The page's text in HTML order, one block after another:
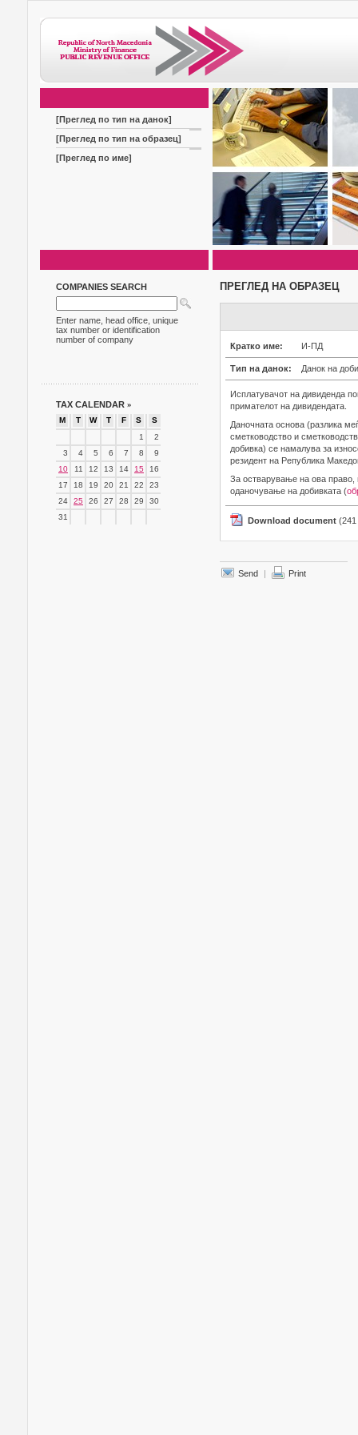
[Преглед по тип на данок]
[Преглед по тип на образец]
[Преглед по име]
COMPANIES SEARCH
Enter name, head office, unique
tax number or identification
number of company
TAX CALENDAR »
M T W T F S
S
1
2
3
4 5 6 7 8
9
10
11 12 13 14 15
16
17
18 19 20 21 22
23
24
25 26 27 28 29
30
31
ПРЕГЛЕД НА ОБРАЗЕЦ
Кратко име: И-ПД
Тип на данок: Данок на
Исплатувачот на дивиденда
примателот на дивидендата.
Даночната основа (разлика
сметководство и
добивка) се намалува за
резидент на Република
За остварување на ова право,
оданочување на добивката (
Download document (241
Send | Print